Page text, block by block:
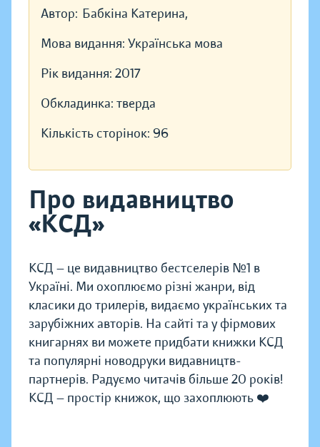
Автор: Бабкіна Катерина,
Мова видання: Українська мова
Рік видання: 2017
Обкладинка: тверда
Кількість сторінок: 96
Про видавництво
«КСД»
КСД — це видавництво бестселерів №1 в
Україні. Ми охоплюємо різні жанри, від
класики до трилерів, видаємо українських та
зарубіжних авторів. На сайті та у фірмових
книгарнях ви можете придбати книжки КСД
та популярні новодруки видавництв-
партнерів. Радуємо читачів більше 20 років!
КСД — простір книжок, що захоплюють ❤️